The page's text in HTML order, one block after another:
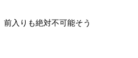
前入りも絶対不可能そう